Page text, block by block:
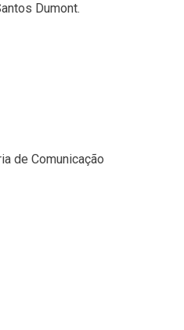
Dumont.
de Comunicação